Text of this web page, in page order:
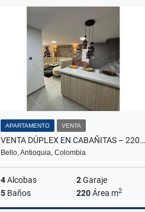
$3.000.000
APARTAMENTO VENTA
VENTA DÚPLEX EN CABAÑITAS – 220 M² ¡OPORTUNIDAD ÚNICA!
Bello, Antioquia, Colombia
4Alcobas 2Garaje
5 Baños 220Área m2